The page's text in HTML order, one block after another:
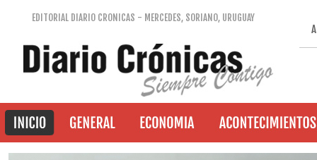
EDITORIAL DIARIO CRONICAS - MERCEDES, SORIANO, URUGUAY